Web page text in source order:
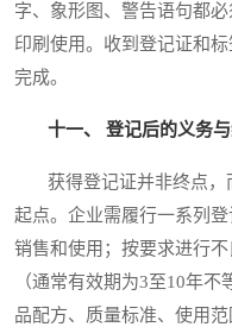
字、象形图、警告语句都
印刷使用。收到登记证和
完成。
十一、 登记后的义务
获得登记证并非终点，
起点。企业需履行一系列
销售和使用；按要求进行
（通常有效期为3至10年
品配方、质量标准、使用